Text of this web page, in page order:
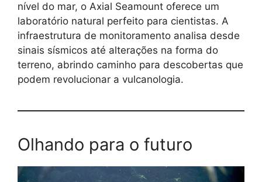
nível do mar, o Axial Seamount oferece um
laboratório natural perfeito para cientistas. A
infraestrutura de monitoramento analisa desde
sinais sísmicos até alterações na forma do
terreno, abrindo caminho para descobertas que
podem revolucionar a vulcanologia.
Olhando para o futuro